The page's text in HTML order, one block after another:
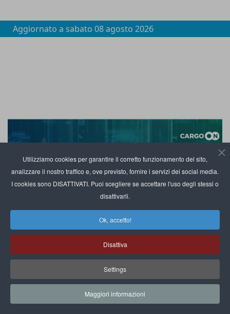
Utilizziamo cookies per garantire il corretto funzionamento del sito,
analizzare il nostro traffico e, ove previsto, fornire i servizi dei social media.
I cookies sono DISATTIVATI. Puoi scegliere se accettare l'uso degli stessi o
disattivarli.
Ok, accetto!
Disattiva
Settings
Maggiori informazioni
Aggiornato a sabato 08 agosto 2026
Il report realizzato da CargoON evidenzia come in molte
aziende l’adozione dell’AI sia già realtà